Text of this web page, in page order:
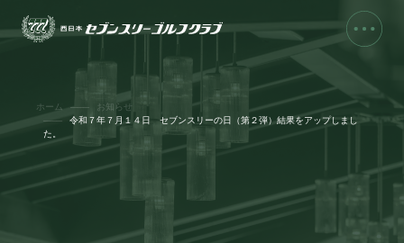
ホーム
お知らせ
令和７年７月１４日 セブンスリーの日（第２弾）結果をアップしまし
た。